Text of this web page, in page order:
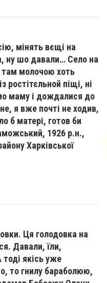
мінять вєщі на
ну шо давали… Село на
там молочою хоть
ростітєльной піщі, ні
маму і дождалися до
я вже почті не ходив,
б матері, готов би
1926 р.н.,
Харківської
Ця голодовка на
Давали, їли,
якісь уже
то гнилу бараболюю,